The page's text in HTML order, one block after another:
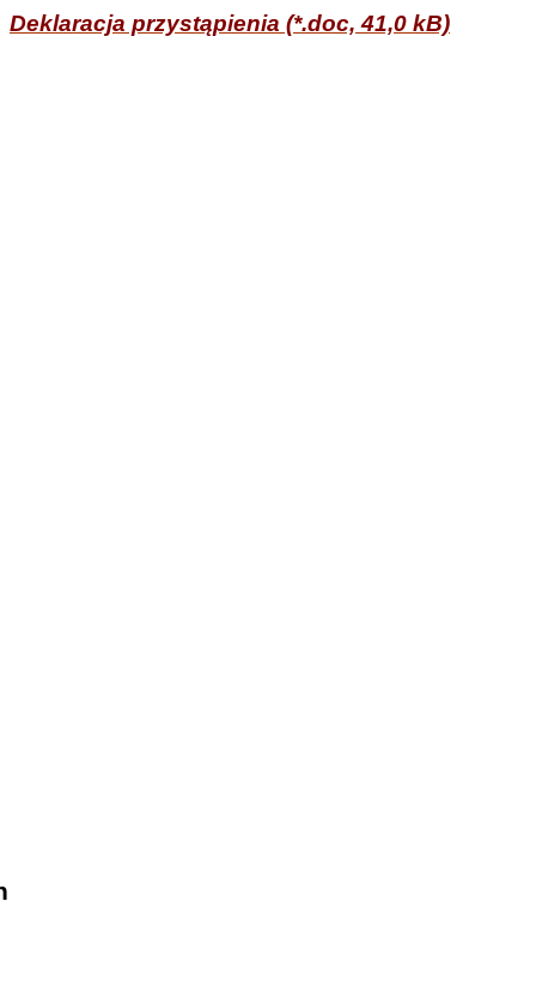
Deklaracja przystąpienia (*.doc, 41,0 kB)